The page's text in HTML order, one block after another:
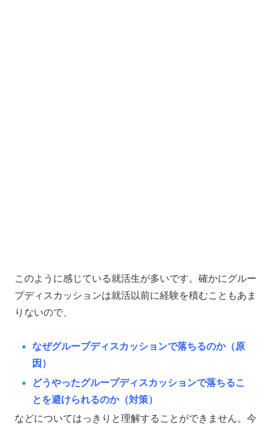
このように感じている就活生が多いです。確かにグルー
プディスカッションは就活以前に経験を積むこともあま
りないので、
なぜグループディスカッションで落ちるのか（原
因）
どうやったグループディスカッションで落ちるこ
とを避けられるのか（対策）
などについてはっきりと理解することができません。今